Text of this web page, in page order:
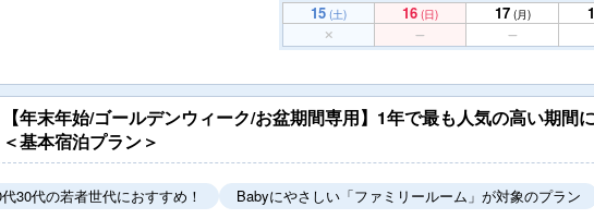
15 (土) 16 (日) 17 (月)
【年末年始/ゴールデンウィーク/お盆期間専用】1年で最も人気の高い期
＜基本宿泊プラン＞
30代の若者世代におすすめ！ Babyにやさしい「ファミリールーム」が対象のプラン